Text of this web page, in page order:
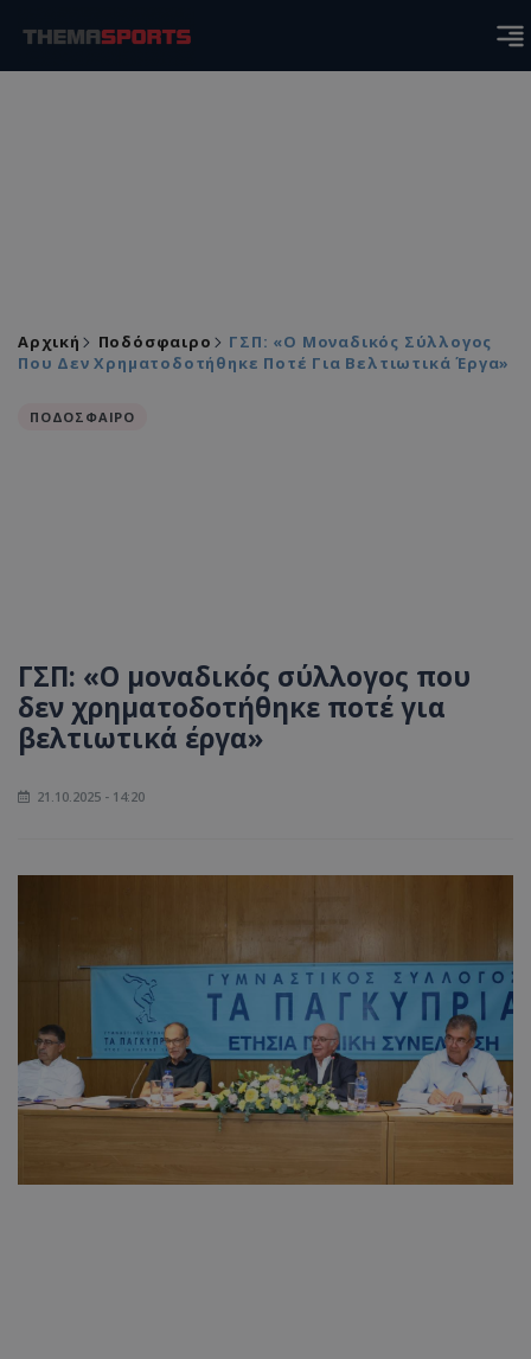
Αρχική Ποδόσφαιρο
ΓΣΠ: «Ο Μοναδικός Σύλλογος
Που Δεν Χρηματοδοτήθηκε Ποτέ Για Βελτιωτικά Έργα»
ΠΟΔΟΣΦΑΙΡΟ
ΓΣΠ: «Ο μοναδικός σύλλογος που
δεν χρηματοδοτήθηκε ποτέ για
βελτιωτικά έργα»
21.10.2025 - 14:20